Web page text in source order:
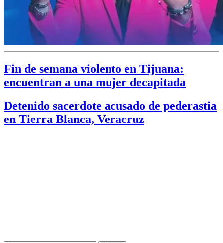
Fin de semana violento en Tijuana:
encuentran a una mujer decapitada
Detenido sacerdote acusado de pederastia
en Tierra Blanca, Veracruz